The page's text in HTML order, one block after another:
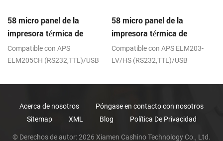
58 micro panel de la
impresora térmica de
recibos CSN-A1
Compatible con APS
ELM205CH (RS232,TTL)/USB
58 micro panel de la
impresora térmica de
recibos CSN-A1K
Compatible con APS ELM203-
LV/HS (RS232,TTL)/USB
Acerca de nosotros
Póngase en contacto con nosotros
Sitemap
XML Blog Política De Privacidad
© Derechos de autor: 2026 Xiamen Cashino Technology Co., Ltd.